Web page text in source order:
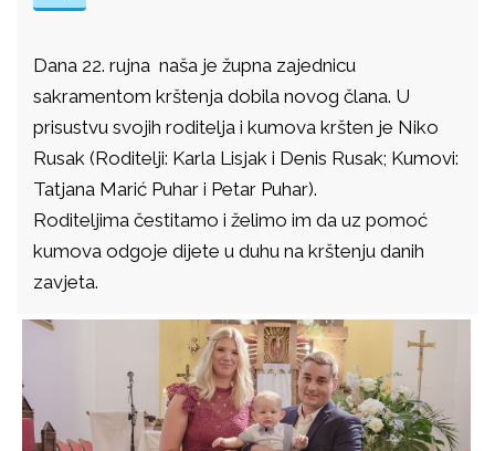
Dana 22. rujna naša je župna zajednicu
sakramentom krštenja dobila novog člana. U
prisustvu svojih roditelja i kumova kršten je Niko
Rusak (Roditelji: Karla Lisjak i Denis Rusak; Kumovi:
Tatjana Marić Puhar i Petar Puhar).
Roditeljima čestitamo i želimo im da uz pomoć
kumova odgoje dijete u duhu na krštenju danih
zavjeta.